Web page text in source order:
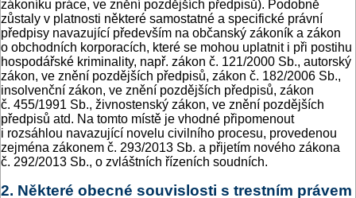
zákoníku práce, ve znění pozdějších předpisů). Podobně
zůstaly v platnosti některé samostatné a specifické právní
předpisy navazující především na občanský zákoník a zákon
o obchodních korporacích, které se mohou uplatnit i při postihu
hospodářské kriminality, např. zákon č. 121/2000 Sb., autorský
zákon, ve znění pozdějších předpisů, zákon č. 182/2006 Sb.,
insolvenční zákon, ve znění pozdějších předpisů, zákon
č. 455/1991 Sb., živnostenský zákon, ve znění pozdějších
předpisů atd. Na tomto místě je vhodné připomenout
i rozsáhlou navazující novelu civilního procesu, provedenou
zejména zákonem č. 293/2013 Sb. a přijetím nového zákona
č. 292/2013 Sb., o zvláštních řízeních soudních.
2. Některé obecné souvislosti s trestním právem